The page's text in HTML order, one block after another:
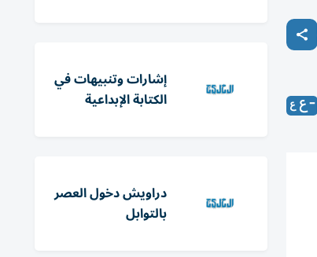
إشارات وتنبيهات في
الكتابة الإبداعية
دراويش دخول العصر
بالتوابل